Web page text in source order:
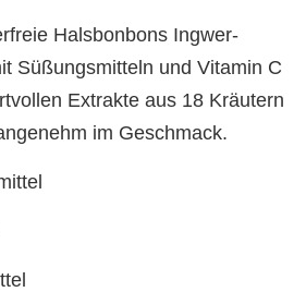
Halsbonbons Ingwer-
Süßungsmitteln und Vitamin C
Extrakte aus 18 Kräutern
im Geschmack.